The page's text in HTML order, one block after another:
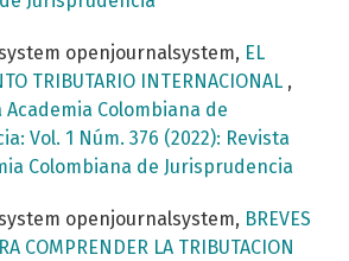
openjournalsystem, EL
TRIBUTARIO INTERNACIONAL ,
Academia Colombiana de
Vol. 1 Núm. 376 (2022): Revista
Colombiana de Jurisprudencia
openjournalsystem, BREVES
COMPRENDER LA TRIBUTACION